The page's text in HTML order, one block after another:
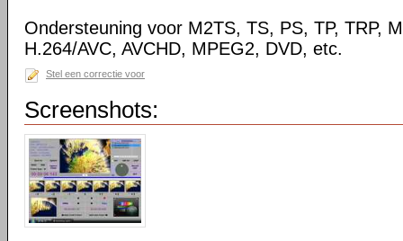
Ondersteuning voor M2TS, TS, PS, TP, TRP,
H.264/AVC, AVCHD, MPEG2, DVD, etc.
Stel een correctie voor
Screenshots: